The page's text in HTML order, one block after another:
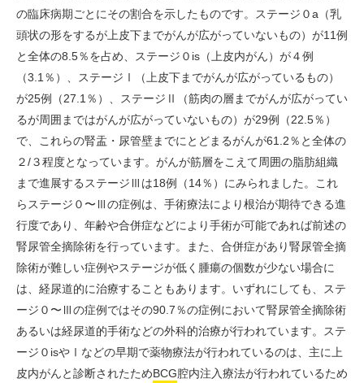
の臨床病期ごとにその割合を示したものです。ステージ０a（乳
頭状の形をするが上皮下までがんが広がっていないもの）が11例
と全体の8.5％を占め、ステージ０is（上皮内がん）が４例
（3.1％）、ステージⅠ（上皮下までがんが広がっているもの）
が25例（27.1％）、ステージⅡ（筋肉の層までがんが広がってい
るが周囲まではがんが広がっていないもの）が29例（22.5％）
で、これらの腎盂・尿管壁までにとどまるがんが61.2％と全体の
２/３程度となっています。がんが筋層をこえて周囲の脂肪組織
まで進展するステージⅢは18例（14％）にみられました。これ
らステージ０〜Ⅲの症例は、手術療法により根治が期待できる進
行度であり、年齢や合併症などにより手術が可能であれば前述の
腎尿管全摘除術を行っています。また、合併症があり腎尿管全摘
除術が難しい症例やステージが低く腫瘍の個数が少ない場合に
は、経尿道的に治療することもあります。いずれにしても、ステ
ージ０〜Ⅲの症例ではその90.7％の症例において腎尿管全摘除術
あるいは経尿道的手術などの外科的治療が行われています。ステ
ージ０isやⅠなどの早期で薬物療法が行われているのは、主に上
皮内がんと診断されたためBCG腔内注入療法が行われているため